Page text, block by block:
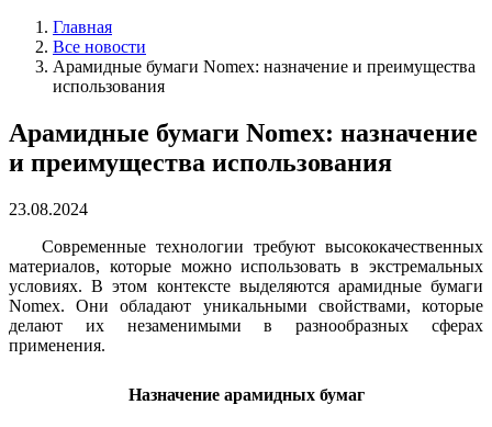
Главная
Все новости
Арамидные бумаги Nomex: назначение и преимущества
использования
Арамидные бумаги Nomex: назначение
и преимущества использования
23.08.2024
Современные технологии требуют высококачественных
материалов, которые можно использовать в экстремальных
условиях. В этом контексте выделяются арамидные бумаги
Nomex. Они обладают уникальными свойствами, которые
делают их незаменимыми в разнообразных сферах
применения.
Назначение арамидных бумаг